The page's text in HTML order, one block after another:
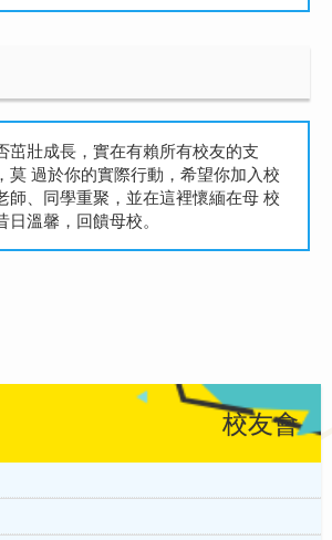
茁壯成長，實在有賴所有校友的支
莫 過於你的實際行動，希望你加入校
師、同學重聚，並在這裡懷緬在母 校
溫馨，回饋母校。
校友會